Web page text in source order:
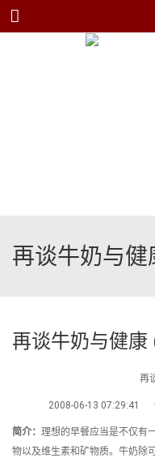
Menu
再谈牛奶与健
再谈牛奶与健康
再
2008-06-13 07:29:41
简介： 理想的早餐应当是不仅有
物以及维生素和矿物质。牛奶除